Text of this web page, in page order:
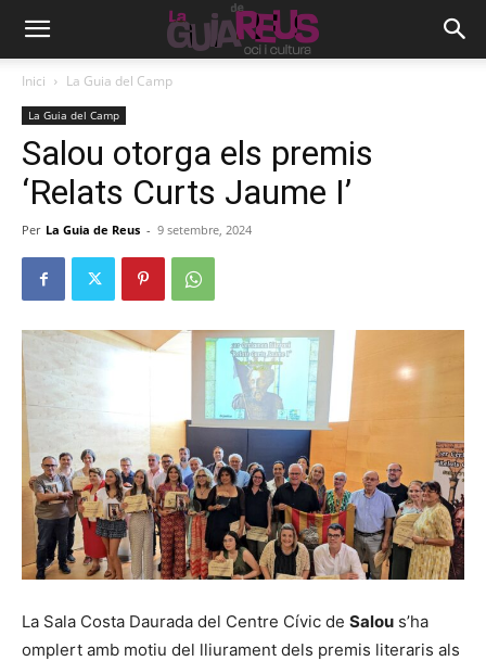
Inici La Guia del Camp
La Guia del Camp
Salou otorga els premis
‘Relats Curts Jaume I’
Per La Guia de Reus - 9 setembre, 2024
La Sala Costa Daurada del Centre Cívic de Salou s’ha
omplert amb motiu del lliurament dels premis literaris als